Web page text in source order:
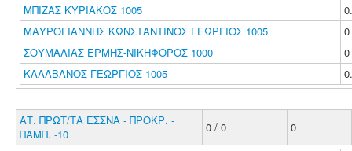
ΜΠΙΖΑΣ ΚΥΡΙΑΚΟΣ 1005
ΜΑΥΡΟΓΙΑΝΝΗΣ ΚΩΝΣΤΑΝΤΙΝΟΣ ΓΕΩΡΓΙΟΣ 1005
0
ΣΟΥΜΑΛΙΑΣ ΕΡΜΗΣ-ΝΙΚΗΦΟΡΟΣ 1000
0
ΚΑΛΑΒΑΝΟΣ ΓΕΩΡΓΙΟΣ 1005
ΑΤ. ΠΡΩΤ/ΤΑ ΕΣΣΝΑ - ΠΡΟΚΡ. -
ΠΑΜΠ. -10
0 / 0 0